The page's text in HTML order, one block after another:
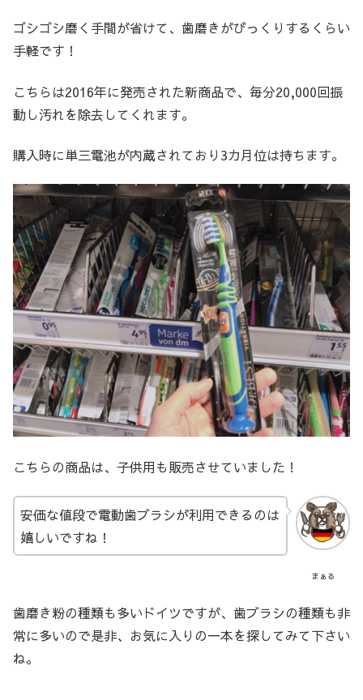
ゴシゴシ磨く手間が省けて、歯磨きがびっくりするくらい
手軽です！
こちらは2016年に発売された新商品で、毎分20,000回振
動し汚れを除去してくれます。
購入時に単三電池が内蔵されており3カ月位は持ちます。
こちらの商品は、子供用も販売させていました！
まぁる
安価な値段で電動歯ブラシが利用できるのは
嬉しいですね！
歯磨き粉の種類も多いドイツですが、歯ブラシの種類も非
常に多いので是非、お気に入りの一本を探してみて下さい
ね。